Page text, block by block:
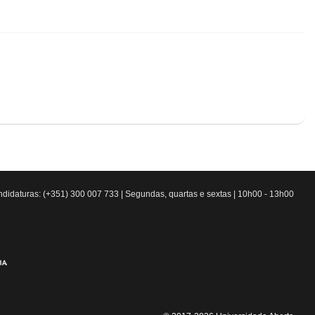
(+351) 300 007 733 | Segundas, quartas e sextas | 10h00 - 13h00